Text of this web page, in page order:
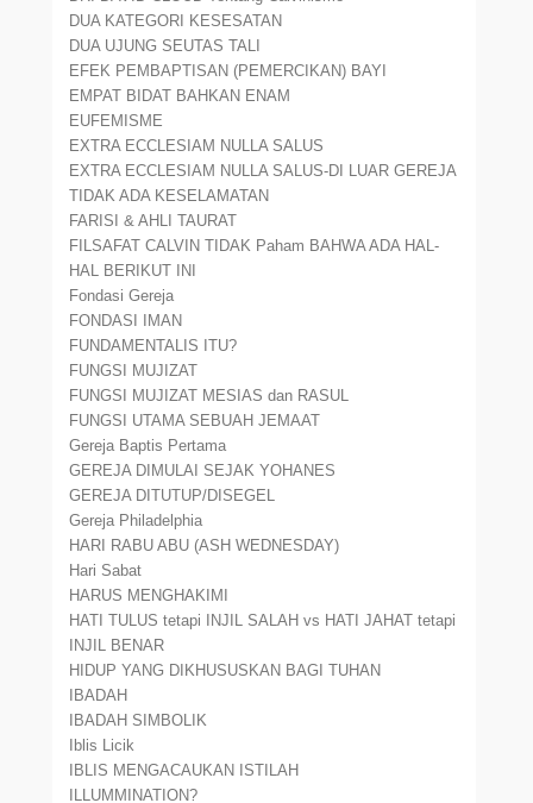
DUA KATEGORI KESESATAN
DUA UJUNG SEUTAS TALI
EFEK PEMBAPTISAN (PEMERCIKAN) BAYI
EMPAT BIDAT BAHKAN ENAM
EUFEMISME
EXTRA ECCLESIAM NULLA SALUS
EXTRA ECCLESIAM NULLA SALUS-DI LUAR GEREJA
TIDAK ADA KESELAMATAN
FARISI & AHLI TAURAT
FILSAFAT CALVIN TIDAK Paham BAHWA ADA HAL-
HAL BERIKUT INI
Fondasi Gereja
FONDASI IMAN
FUNDAMENTALIS ITU?
FUNGSI MUJIZAT
FUNGSI MUJIZAT MESIAS dan RASUL
FUNGSI UTAMA SEBUAH JEMAAT
Gereja Baptis Pertama
GEREJA DIMULAI SEJAK YOHANES
GEREJA DITUTUP/DISEGEL
Gereja Philadelphia
HARI RABU ABU (ASH WEDNESDAY)
Hari Sabat
HARUS MENGHAKIMI
HATI TULUS tetapi INJIL SALAH vs HATI JAHAT tetapi
INJIL BENAR
HIDUP YANG DIKHUSUSKAN BAGI TUHAN
IBADAH
IBADAH SIMBOLIK
Iblis Licik
IBLIS MENGACAUKAN ISTILAH
ILLUMMINATION?